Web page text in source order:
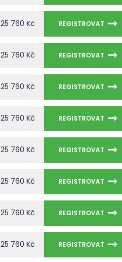
25 760 Kč REGISTROVAT
25 760 Kč REGISTROVAT
25 760 Kč REGISTROVAT
25 760 Kč REGISTROVAT
25 760 Kč REGISTROVAT
25 760 Kč REGISTROVAT
25 760 Kč REGISTROVAT
25 760 Kč REGISTROVAT